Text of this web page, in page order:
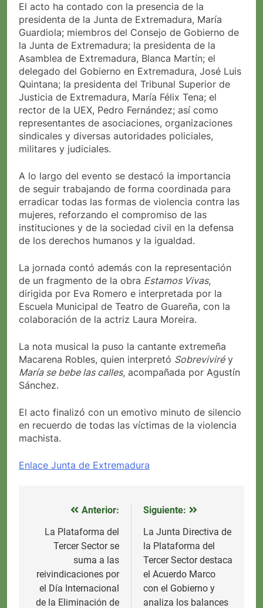
El acto ha contado con la presencia de la
presidenta de la Junta de Extremadura, María
Guardiola; miembros del Consejo de Gobierno de
la Junta de Extremadura; la presidenta de la
Asamblea de Extremadura, Blanca Martín; el
delegado del Gobierno en Extremadura, José Luis
Quintana; la presidenta del Tribunal Superior de
Justicia de Extremadura, María Félix Tena; el
rector de la UEX, Pedro Fernández; así como
representantes de asociaciones, organizaciones
sindicales y diversas autoridades policiales,
militares y judiciales.
A lo largo del evento se destacó la importancia
de seguir trabajando de forma coordinada para
erradicar todas las formas de violencia contra las
mujeres, reforzando el compromiso de las
instituciones y de la sociedad civil en la defensa
de los derechos humanos y la igualdad.
La jornada contó además con la representación
de un fragmento de la obra Estamos Vivas,
dirigida por Eva Romero e interpretada por la
Escuela Municipal de Teatro de Guareña, con la
colaboración de la actriz Laura Moreira.
La nota musical la puso la cantante extremeña
Macarena Robles, quien interpretó Sobreviviréy
María se bebe las calles, acompañada por Agustín
Sánchez.
El acto finalizó con un emotivo minuto de silencio
en recuerdo de todas las víctimas de la violencia
machista.
Enlace Junta de Extremadura
Navegación
de
entradas
Anterior:
La Plataforma del
Tercer Sector se
suma a las
reivindicaciones por
el Día Internacional
de la Eliminación de
Siguiente:
La Junta Directiva de
la Plataforma del
Tercer Sector destaca
el Acuerdo Marco
con el Gobierno y
analiza los balances